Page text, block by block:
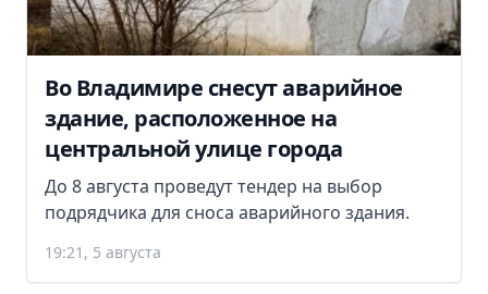
Во Владимире снесут аварийное
здание, расположенное на
центральной улице города
До 8 августа проведут тендер на выбор
подрядчика для сноса аварийного здания.
19:21, 5 августа